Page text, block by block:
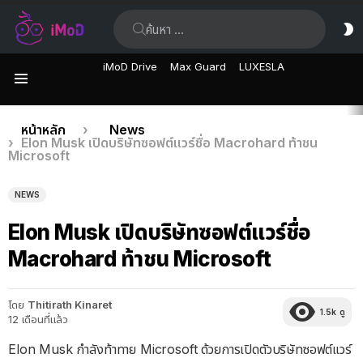
iMoD Drive Max Guard LUXESLA
เรื่อง
ล่าสุด
คุณอยู่ที่นี่:
หน้าหลัก
News
Elon Musk เปิดบริษัทซอฟต์แวร์ชื่อ Macrohard ท้าชน
Microsoft
NEWS
Elon Musk เปิดบริษัทซอฟต์แวร์ชื่อ
Macrohard ท้าชน Microsoft
โดย Thitirath Kinaret
12 เดือนที่แล้ว
1.5k ดู
Elon Musk กำลังท้าทาย Microsoft ด้วยการเปิดตัวบริษัทซอฟต์แวร์